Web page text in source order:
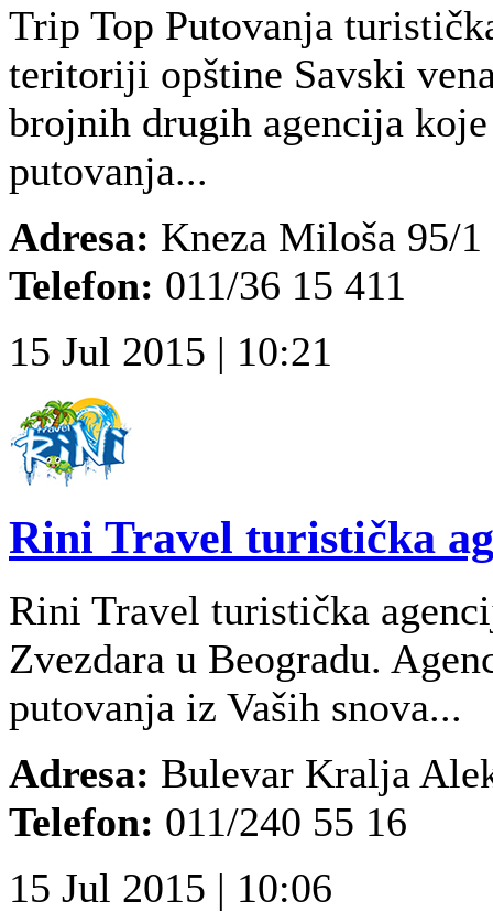
Trip Top Putovanja
teritoriji opštine Savski
brojnih drugih agencija
putovanja...
Adresa: Kneza Miloša 95/1
Telefon: 011/36 15 411
15 Jul 2015 | 10:21
Rini Travel turistička
Rini Travel turistička
Zvezdara u Beogradu.
putovanja iz Vaših snova...
Adresa: Bulevar Kralja
Telefon: 011/240 55 16
15 Jul 2015 | 10:06